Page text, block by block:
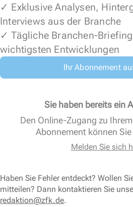
✓ Exklusive Analysen,
Interviews aus der Branche
✓ Tägliche Branchen-
wichtigsten Entwicklungen
Ihr Abonnement
Sie haben bereits ein
Den Online-Zugang zu
Abonnement können Sie
Melden Sie sich
Haben Sie Fehler entdeckt? Wollen
mitteilen? Dann kontaktieren Sie
redaktion@zfk.de.